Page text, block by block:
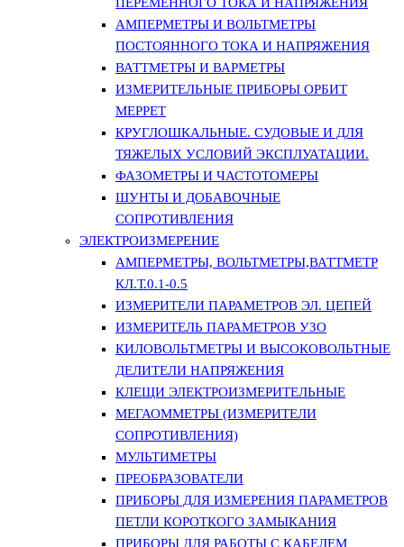
АМПЕРМЕТРЫ И ВОЛЬТМЕТРЫ
ПОСТОЯННОГО ТОКА И НАПРЯЖЕНИЯ
ВАТТМЕТРЫ И ВАРМЕТРЫ
ИЗМЕРИТЕЛЬНЫЕ ПРИБОРЫ ОРБИТ
МЕРРЕТ
КРУГЛОШКАЛЬНЫЕ. СУДОВЫЕ И ДЛЯ
ТЯЖЕЛЫХ УСЛОВИЙ ЭКСПЛУАТАЦИИ.
ФАЗОМЕТРЫ И ЧАСТОТОМЕРЫ
ШУНТЫ И ДОБАВОЧНЫЕ
СОПРОТИВЛЕНИЯ
ЭЛЕКТРОИЗМЕРЕНИЕ
АМПЕРМЕТРЫ, ВОЛЬТМЕТРЫ,ВАТТМЕТР
КЛ.Т.0.1-0.5
ИЗМЕРИТЕЛИ ПАРАМЕТРОВ ЭЛ. ЦЕПЕЙ
ИЗМЕРИТЕЛЬ ПАРАМЕТРОВ УЗО
КИЛОВОЛЬТМЕТРЫ И ВЫСОКОВОЛЬТНЫЕ
ДЕЛИТЕЛИ НАПРЯЖЕНИЯ
КЛЕЩИ ЭЛЕКТРОИЗМЕРИТЕЛЬНЫЕ
МЕГАОММЕТРЫ (ИЗМЕРИТЕЛИ
СОПРОТИВЛЕНИЯ)
МУЛЬТИМЕТРЫ
ПРЕОБРАЗОВАТЕЛИ
ПРИБОРЫ ДЛЯ ИЗМЕРЕНИЯ ПАРАМЕТРОВ
ПЕТЛИ КОРОТКОГО ЗАМЫКАНИЯ
ПРИБОРЫ ДЛЯ РАБОТЫ С КАБЕЛЕМ